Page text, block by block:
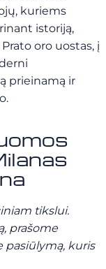
kuriems
istoriją,
oro uostas, į
prieinamą ir
tikslui.
prašome
pasiūlymą, kuris